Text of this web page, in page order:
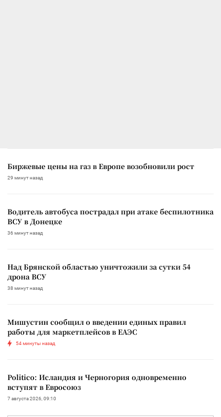
Биржевые цены на газ в Европе возобновили рост
29 минут назад
Водитель автобуса пострадал при атаке беспилотника
ВСУ в Донецке
36 минут назад
Над Брянской областью уничтожили за сутки 54
дрона ВСУ
38 минут назад
Мишустин сообщил о введении единых правил
работы для маркетплейсов в ЕАЭС
54 минуты назад
Politico: Исландия и Черногория одновременно
вступят в Евросоюз
7 августа 2026, 09:10